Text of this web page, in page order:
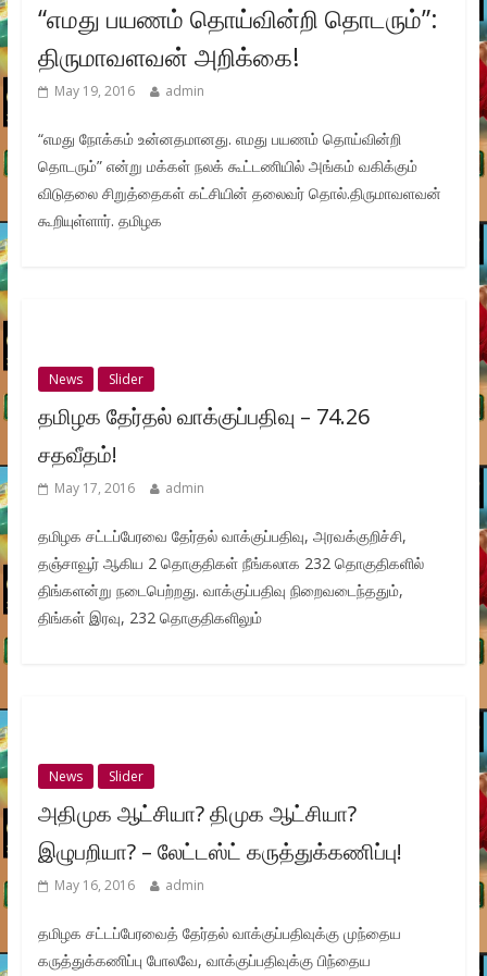
“எமது பயணம் தொய்வின்றி தொடரும்”:
திருமாவளவன் அறிக்கை!
May 19, 2016 admin
“எமது நோக்கம் உன்னதமானது. எமது பயணம் தொய்வின்றி
தொடரும்” என்று மக்கள் நலக் கூட்டணியில் அங்கம் வகிக்கும்
விடுதலை சிறுத்தைகள் கட்சியின் தலைவர் தொல்.திருமாவளவன்
கூறியுள்ளார். தமிழக
News Slider
தமிழக தேர்தல் வாக்குப்பதிவு – 74.26
சதவீதம்!
May 17, 2016 admin
தமிழக சட்டப்பேரவை தேர்தல் வாக்குப்பதிவு, அரவக்குறிச்சி,
தஞ்சாவூர் ஆகிய 2 தொகுதிகள் நீங்கலாக 232 தொகுதிகளில்
திங்களன்று நடைபெற்றது. வாக்குப்பதிவு நிறைவடைந்ததும்,
திங்கள் இரவு, 232 தொகுதிகளிலும்
News Slider
அதிமுக ஆட்சியா? திமுக ஆட்சியா?
இழுபறியா? – லேட்டஸ்ட் கருத்துக்கணிப்பு!
May 16, 2016 admin
தமிழக சட்டப்பேரவைத் தேர்தல் வாக்குப்பதிவுக்கு முந்தைய
கருத்துக்கணிப்பு போலவே, வாக்குப்பதிவுக்கு பிந்தைய